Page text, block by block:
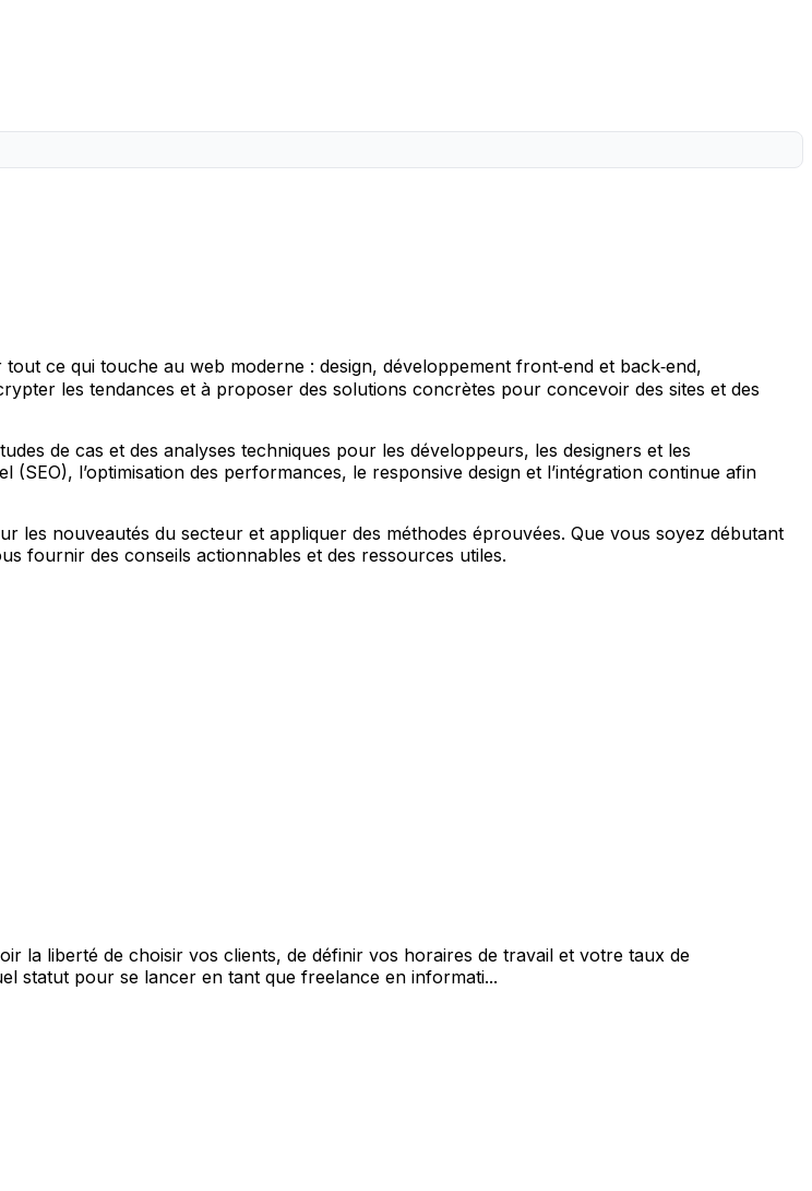
ce qui touche au web moderne : design, développement front‑end et back‑end,
les tendances et à proposer des solutions concrètes pour concevoir des sites et des
de cas et des analyses techniques pour les développeurs, les designers et les
l’optimisation des performances, le responsive design et l’intégration continue afin
nouveautés du secteur et appliquer des méthodes éprouvées. Que vous soyez débutant
fournir des conseils actionnables et des ressources utiles.
la liberté de choisir vos clients, de définir vos horaires de travail et votre taux de
statut pour se lancer en tant que freelance en informati...